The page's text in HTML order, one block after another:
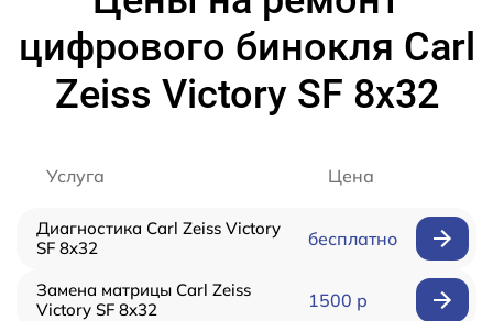
цифрового бинокля Carl
Zeiss Victory SF 8x32
Услуга Цена
Диагностика Carl Zeiss Victory
SF 8x32
бесплатно
Замена матрицы Carl Zeiss
Victory SF 8x32
1500 р